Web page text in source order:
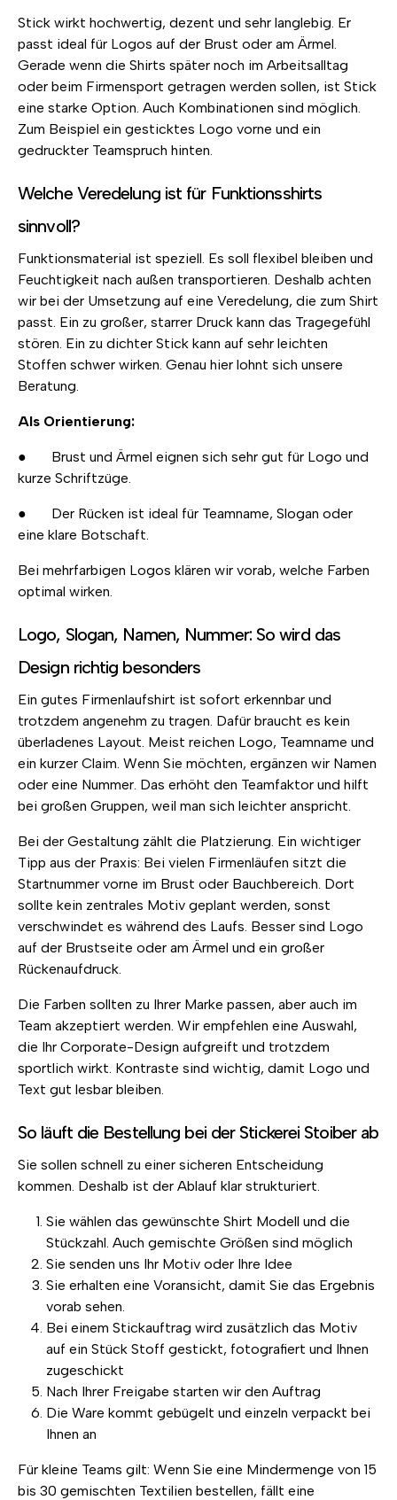
Stick wirkt hochwertig, dezent und sehr langlebig. Er
passt ideal für Logos auf der Brust oder am Ärmel.
Gerade wenn die Shirts später noch im Arbeitsalltag
oder beim Firmensport getragen werden sollen, ist Stick
eine starke Option. Auch Kombinationen sind möglich.
Zum Beispiel ein gesticktes Logo vorne und ein
gedruckter Teamspruch hinten.
Welche Veredelung ist für Funktionsshirts
sinnvoll?
Funktionsmaterial ist speziell. Es soll flexibel bleiben und
Feuchtigkeit nach außen transportieren. Deshalb achten
wir bei der Umsetzung auf eine Veredelung, die zum Shirt
passt. Ein zu großer, starrer Druck kann das Tragegefühl
stören. Ein zu dichter Stick kann auf sehr leichten
Stoffen schwer wirken. Genau hier lohnt sich unsere
Beratung.
Als Orientierung:
● Brust und Ärmel eignen sich sehr gut für Logo und
kurze Schriftzüge.
● Der Rücken ist ideal für Teamname, Slogan oder
eine klare Botschaft.
Bei mehrfarbigen Logos klären wir vorab, welche Farben
optimal wirken.
Logo, Slogan, Namen, Nummer: So wird das
Design richtig besonders
Ein gutes Firmenlaufshirt ist sofort erkennbar und
trotzdem angenehm zu tragen. Dafür braucht es kein
überladenes Layout. Meist reichen Logo, Teamname und
ein kurzer Claim. Wenn Sie möchten, ergänzen wir Namen
oder eine Nummer. Das erhöht den Teamfaktor und hilft
bei großen Gruppen, weil man sich leichter anspricht.
Bei der Gestaltung zählt die Platzierung. Ein wichtiger
Tipp aus der Praxis: Bei vielen Firmenläufen sitzt die
Startnummer vorne im Brust oder Bauchbereich. Dort
sollte kein zentrales Motiv geplant werden, sonst
verschwindet es während des Laufs. Besser sind Logo
auf der Brustseite oder am Ärmel und ein großer
Rückenaufdruck.
Die Farben sollten zu Ihrer Marke passen, aber auch im
Team akzeptiert werden. Wir empfehlen eine Auswahl,
die Ihr Corporate-Design aufgreift und trotzdem
sportlich wirkt. Kontraste sind wichtig, damit Logo und
Text gut lesbar bleiben.
So läuft die Bestellung bei der Stickerei Stoiber ab
Sie sollen schnell zu einer sicheren Entscheidung
kommen. Deshalb ist der Ablauf klar strukturiert.
Sie wählen das gewünschte Shirt Modell und die
Stückzahl. Auch gemischte Größen sind möglich
Sie senden uns Ihr Motiv oder Ihre Idee
Sie erhalten eine Voransicht, damit Sie das Ergebnis
vorab sehen.
Bei einem Stickauftrag wird zusätzlich das Motiv
auf ein Stück Stoff gestickt, fotografiert und Ihnen
zugeschickt
Nach Ihrer Freigabe starten wir den Auftrag
Die Ware kommt gebügelt und einzeln verpackt bei
Ihnen an
Für kleine Teams gilt: Wenn Sie eine Mindermenge von 15
bis 30 gemischten Textilien bestellen, fällt eine